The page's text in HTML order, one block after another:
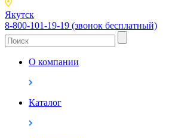
Якутск
8-800-101-19-19 (звонок бесплатный)
О компании
Каталог